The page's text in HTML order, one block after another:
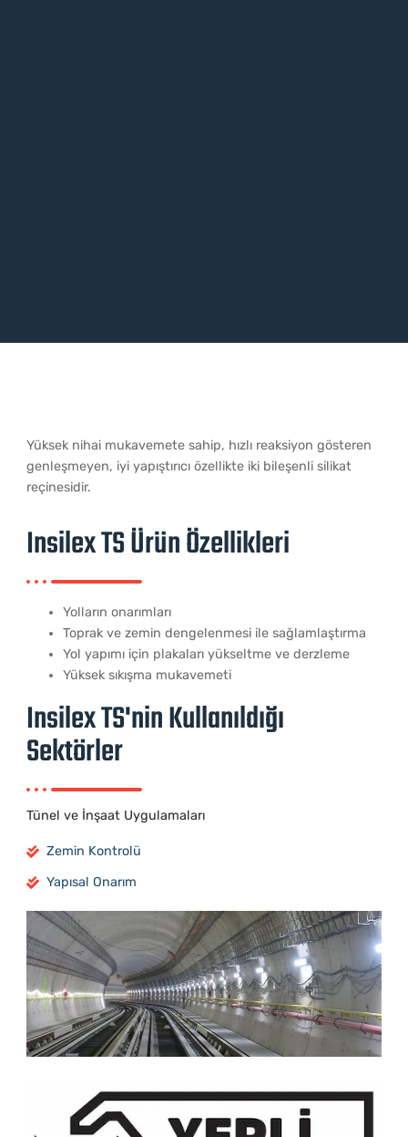
Yüksek nihai mukavemete sahip, hızlı reaksiyon gösteren
genleşmeyen, iyi yapıştırıcı özellikte iki bileşenli silikat
reçinesidir.
Insilex TS Ürü​n Özellikleri
Yolların onarımları
Toprak ve zemin dengelenmesi ile sağlamlaştırma
Yol yapımı için plakaları yükseltme ve derzleme
Yüksek sıkışma mukavemeti
Insilex TS'nin Kullanıldığı
Sektörler
Tünel ve İnşaat Uygulamaları
Zemin Kontrolü
Yapısal Onarım